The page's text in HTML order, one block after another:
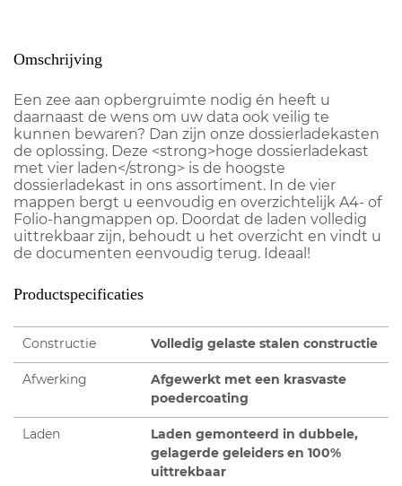
Omschrijving
Een zee aan opbergruimte nodig én heeft u
daarnaast de wens om uw data ook veilig te
kunnen bewaren? Dan zijn onze dossierladekasten
de oplossing. Deze <strong>hoge dossierladekast
met vier laden</strong> is de hoogste
dossierladekast in ons assortiment. In de vier
mappen bergt u eenvoudig en overzichtelijk A4- of
Folio-hangmappen op. Doordat de laden volledig
uittrekbaar zijn, behoudt u het overzicht en vindt u
de documenten eenvoudig terug. Ideaal!
Productspecificaties
Constructie Volledig gelaste stalen constructie
Afwerking
Afgewerkt met een krasvaste
poedercoating
Laden
Laden gemonteerd in dubbele,
gelagerde geleiders en 100%
uittrekbaar